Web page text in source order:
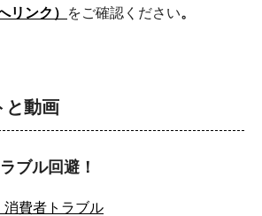
リンク）
をご確認ください。
と動画
ブル回避！
費者トラブル